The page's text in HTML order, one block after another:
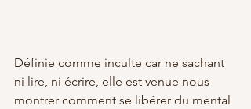
Définie comme inculte car ne sachant
ni lire, ni écrire, elle est venue nous
montrer comment se libérer du mental